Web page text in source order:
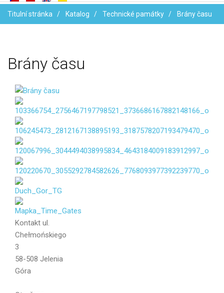
Titulní stránka Katalog Technické památky Brány času
Brány času
Kontakt ul.
Chełmońskiego
3
58-508 Jelenia
Góra
Vaše jméno
Váš e-mail
Zpráva